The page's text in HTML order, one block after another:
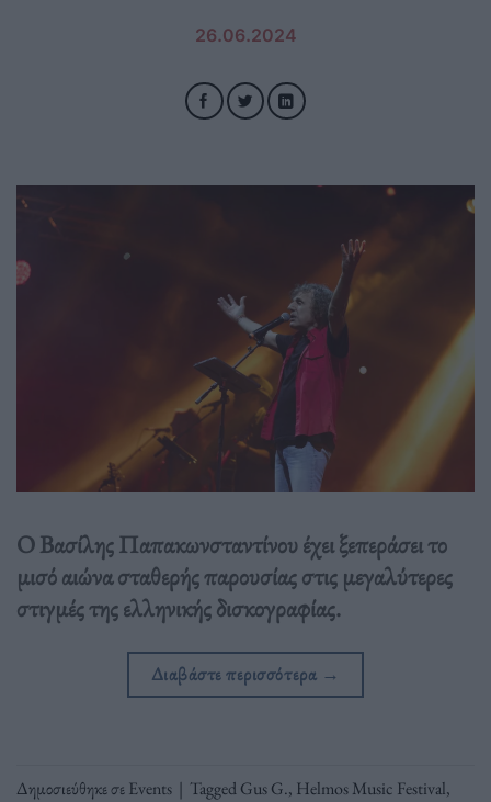
26.06.2024
Ο Βασίλης Παπακωνσταντίνου έχει ξεπεράσει το
μισό αιώνα σταθερής παρουσίας στις μεγαλύτερες
στιγμές της ελληνικής δισκογραφίας.
Διαβάστε περισσότερα →
Δημοσιεύθηκε σεEvents | TaggedGus G., Helmos Music Festival,